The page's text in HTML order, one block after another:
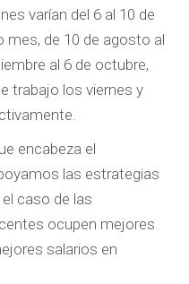
varían del 6 al 10 de
mes, de 10 de agosto al
al 6 de octubre,
trabajo los viernes y
encabeza el
las estrategias
caso de las
ocupen mejores
salarios en